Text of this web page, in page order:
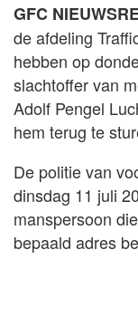
GFC
de afdeling
hebben op
slachtoffer van
Adolf Pengel
hem terug te
De politie van
dinsdag 11 juli
manspersoon
bepaald adres